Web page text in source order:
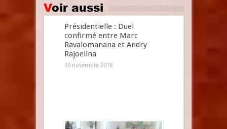
Voir aussi
Présidentielle : Duel
confirmé entre Marc
Ravalomanana et Andry
Rajoelina
30 novembre 2018